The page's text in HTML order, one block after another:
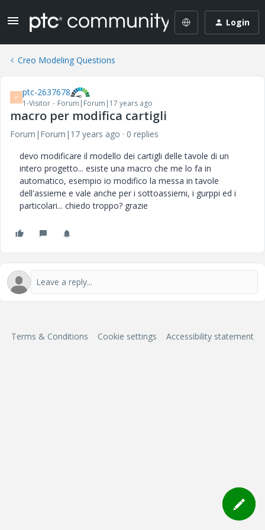
Login
Creo Modeling Questions
P ptc-2637678
1-Visitor Forum|Forum|17 years ago
macro per modifica cartigli
Forum|Forum|17 years ago
0 replies
devo modificare il modello dei cartigli delle tavole di un
intero progetto... esiste una macro che me lo fa in
automatico, esempio io modifico la messa in tavole
dell'assieme e vale anche per i sottoassiemi, i gurppi ed i
particolari... chiedo troppo? grazie
Terms & Conditions Cookie settings Accessibility statement